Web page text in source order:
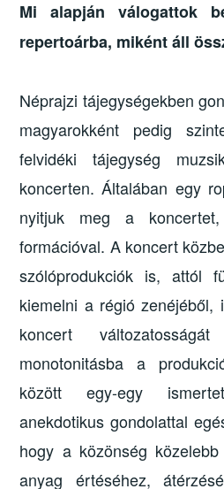
Mi alapján válogattok
repertoárba, miként áll
Néprajzi tájegységekben
magyarokként pedig
felvidéki tájegység
koncerten. Általában egy
nyitjuk meg a
formációval. A koncert
szólóprodukciók is, attól
kiemelni a régió zenéjéből,
koncert
monotonitásba a
között egy-egy
anekdotikus gondolattal
hogy a közönség
anyag értéséhez,